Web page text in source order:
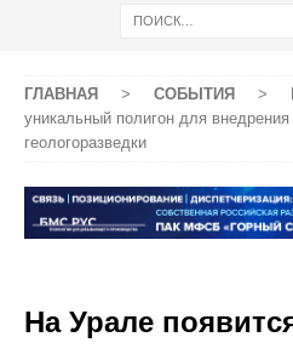
ГЛАВНАЯ > СОБЫТИЯ >
уникальный полигон для
геологоразведки
На Урале